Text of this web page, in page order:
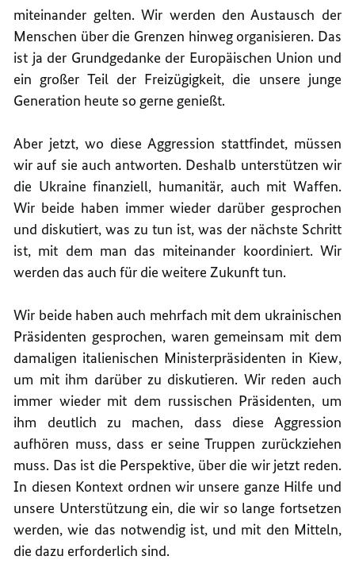
miteinander gelten. Wir werden den Austausch der
Menschen über die Grenzen hinweg organisieren. Das
ist ja der Grundgedanke der Europäischen Union und
ein großer Teil der Freizügigkeit, die unsere junge
Generation heute so gerne genießt.
Aber jetzt, wo diese Aggression stattfindet, müssen
wir auf sie auch antworten. Deshalb unterstützen wir
die Ukraine finanziell, humanitär, auch mit Waffen.
Wir beide haben immer wieder darüber gesprochen
und diskutiert, was zu tun ist, was der nächste Schritt
ist, mit dem man das miteinander koordiniert. Wir
werden das auch für die weitere Zukunft tun.
Wir beide haben auch mehrfach mit dem ukrainischen
Präsidenten gesprochen, waren gemeinsam mit dem
damaligen italienischen Ministerpräsidenten in Kiew,
um mit ihm darüber zu diskutieren. Wir reden auch
immer wieder mit dem russischen Präsidenten, um
ihm deutlich zu machen, dass diese Aggression
aufhören muss, dass er seine Truppen zurückziehen
muss. Das ist die Perspektive, über die wir jetzt reden.
In diesen Kontext ordnen wir unsere ganze Hilfe und
unsere Unterstützung ein, die wir so lange fortsetzen
werden, wie das notwendig ist, und mit den Mitteln,
die dazu erforderlich sind.